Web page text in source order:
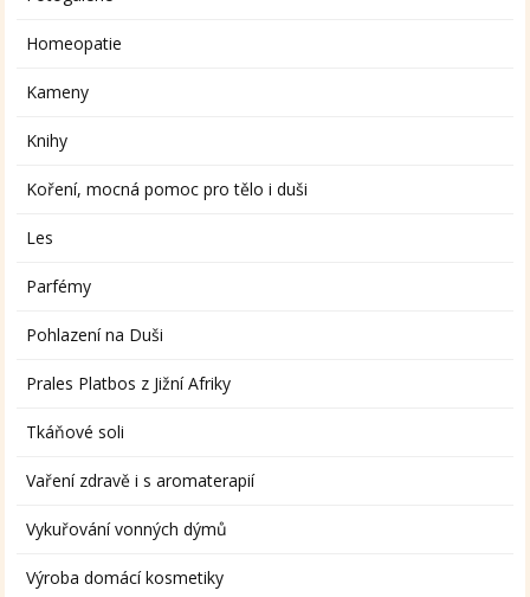
Homeopatie
Kameny
Knihy
Koření, mocná pomoc pro tělo i duši
Les
Parfémy
Pohlazení na Duši
Prales Platbos z Jižní Afriky
Tkáňové soli
Vaření zdravě i s aromaterapií
Vykuřování vonných dýmů
Výroba domácí kosmetiky